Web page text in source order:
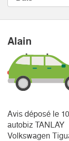
Alain
Avis déposé le
autobiz TANLAY
Volkswagen